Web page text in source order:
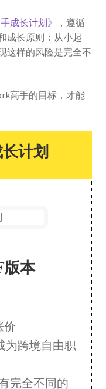
成长计划》
，遵循
成长原则：从小起
这样的风险是完全不
高手的目标，才能
计划
版本
价
为跨境自由职
完全不同的